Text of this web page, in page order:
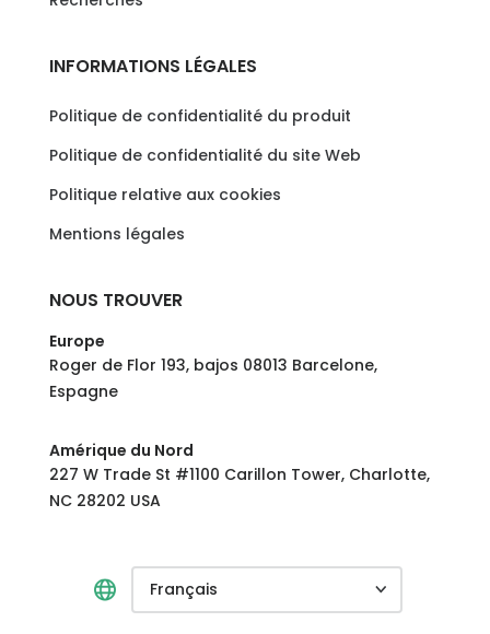
INFORMATIONS LÉGALES
Politique de confidentialité du produit
Politique de confidentialité du site Web
Politique relative aux cookies
Mentions légales
NOUS TROUVER
Europe
Roger de Flor 193, bajos 08013 Barcelone,
Espagne
Amérique du Nord
227 W Trade St #1100 Carillon Tower, Charlotte,
NC 28202 USA
Français